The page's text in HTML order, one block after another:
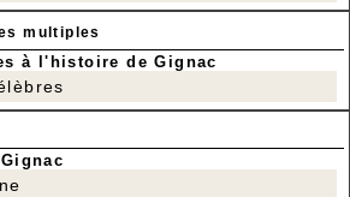
multiples
à l'histoire de Gignac